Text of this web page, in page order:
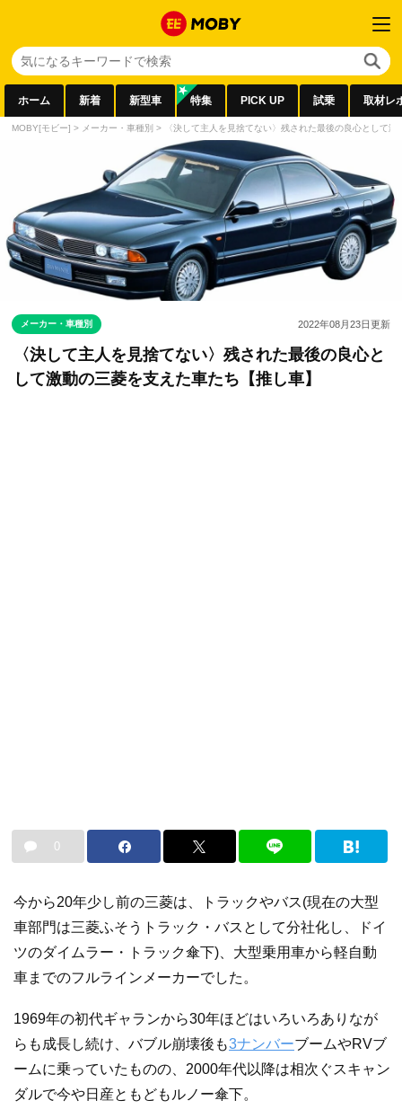
ホーム 新着 新型車 特集 PICK UP 試乗 取材レ
MOBY[モビー] > メーカー・車種別 > 〈決して主人を見捨てない〉残された最後の良心として
メーカー・車種別 2022年08月23日更新
〈決して主人を見捨てない〉残された最後の良心と
して激動の三菱を支えた車たち【推し車】
0
今から20年少し前の三菱は、トラックやバス(現在の大型
車部門は三菱ふそうトラック・バスとして分社化し、ドイ
ツのダイムラー・トラック傘下)、大型乗用車から軽自動
車までのフルラインメーカーでした。
1969年の初代ギャランから30年ほどはいろいろありなが
らも成長し続け、バブル崩壊後も3ナンバーブームやRVブ
ームに乗っていたものの、2000年代以降は相次ぐスキャン
ダルで今や日産ともどもルノー傘下。